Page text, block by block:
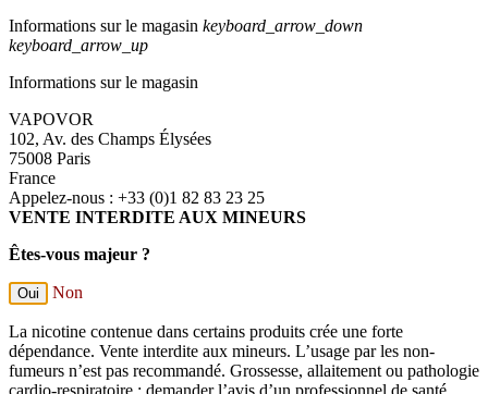
Informations sur le magasin keyboard_arrow_down
keyboard_arrow_up
Informations sur le magasin
VAPOVOR
102, Av. des Champs Élysées
75008 Paris
France
Appelez-nous : +33 (0)1 82 83 23 25
VENTE INTERDITE AUX MINEURS
Êtes-vous majeur ?
Oui Non
La nicotine contenue dans certains produits crée une forte
dépendance. Vente interdite aux mineurs. L’usage par les non-
fumeurs n’est pas recommandé. Grossesse, allaitement ou pathologie